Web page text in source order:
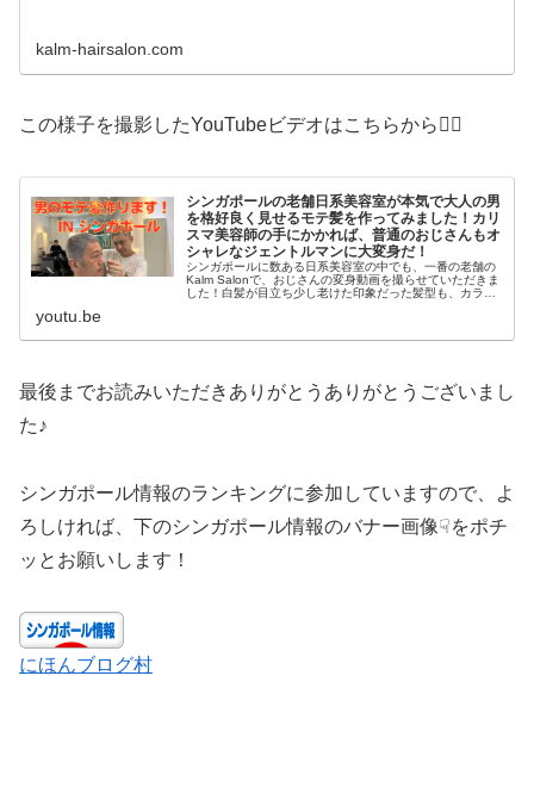
kalm-hairsalon.com
この様子を撮影したYouTubeビデオはこちらから💁‍♀️
シンガポールの老舗日系美容室が本気で大人の男
を格好良く見せるモテ髪を作ってみました！カリ
スマ美容師の手にかかれば、普通のおじさんもオ
シャレなジェントルマンに大変身だ！
シンガポールに数ある日系美容室の中でも、一番の老舗の
Kalm Salonで、おじさんの変身動画を撮らせていただきま
した！白髪が目立ち少し老けた印象だった髪型も、カラー
youtu.be
最後までお読みいただきありがとうありがとうございまし
た♪
シンガポール情報のランキングに参加していますので、よ
ろしければ、下のシンガポール情報のバナー画像☟をポチ
ッとお願いします！
にほんブログ村